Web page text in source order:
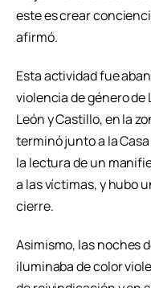
este es crear
afirmó.
Esta actividad fue
violencia de género de
León y Castillo, en la
terminó junto a la
la lectura de un
a las víctimas, y hubo
cierre.
Asimismo, las noches
iluminaba de color